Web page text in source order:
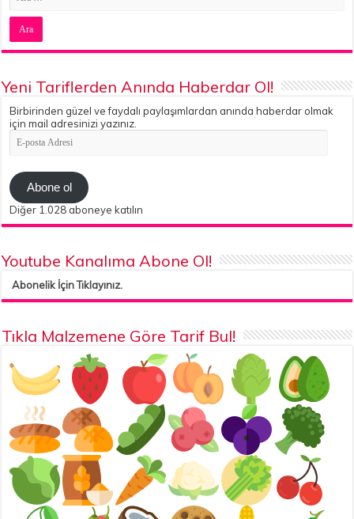
Yeni Tariflerden Anında Haberdar Ol!
Birbirinden güzel ve faydalı paylaşımlardan anında haberdar olmak
için mail adresinizi yazınız.
E-
posta
Abone ol
Diğer 1.028 aboneye katılın
Youtube Kanalıma Abone Ol!
Abonelik İçin Tıklayınız.
Tıkla Malzemene Göre Tarif Bul!